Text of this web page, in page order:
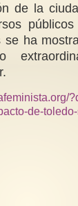
de la
se ha
de-